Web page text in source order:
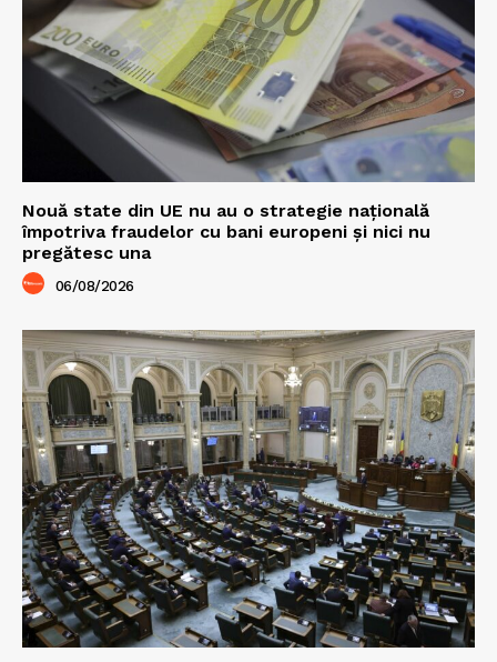
Nouă state din UE nu au o strategie națională
împotriva fraudelor cu bani europeni și nici nu
pregătesc una
06/08/2026